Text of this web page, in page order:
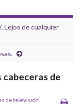
Lejos de cualquier
cabeceras de
de televisión